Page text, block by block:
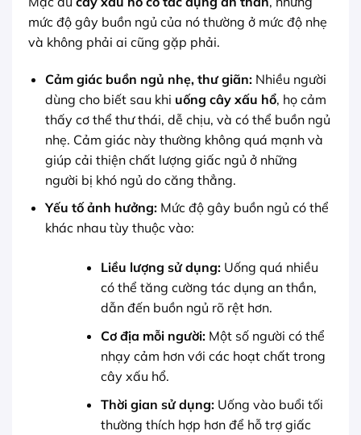
mức độ gây buồn ngủ của nó thường ở mức độ nhẹ
và không phải ai cũng gặp phải.
Cảm giác buồn ngủ nhẹ, thư giãn:Nhiều người
dùng cho biết sau khi uống cây xấu hổ, họ cảm
thấy cơ thể thư thái, dễ chịu, và có thể buồn ngủ
nhẹ. Cảm giác này thường không quá mạnh và
giúp cải thiện chất lượng giấc ngủ ở những
người bị khó ngủ do căng thẳng.
Yếu tố ảnh hưởng:Mức độ gây buồn ngủ có thể
khác nhau tùy thuộc vào:
Liều lượng sử dụng:Uống quá nhiều
có thể tăng cường tác dụng an thần,
dẫn đến buồn ngủ rõ rệt hơn.
Cơ địa mỗi người:Một số người có thể
nhạy cảm hơn với các hoạt chất trong
cây xấu hổ.
Thời gian sử dụng:Uống vào buổi tối
thường thích hợp hơn để hỗ trợ giấc